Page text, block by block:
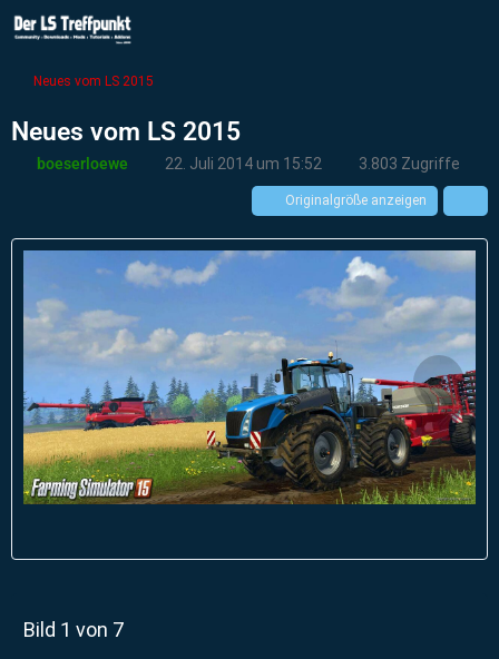
Neues vom LS 2015
Neues vom LS 2015
boeserloewe 22. Juli 2014 um 15:52 3.803 Zugriffe
Originalgröße anzeigen
Bild 1 von 7